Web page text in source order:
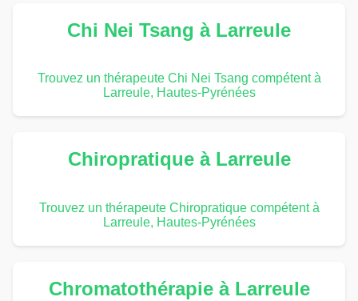
Chi Nei Tsang à Larreule
Trouvez un thérapeute Chi Nei Tsang compétent à
Larreule, Hautes-Pyrénées
Chiropratique à Larreule
Trouvez un thérapeute Chiropratique compétent à
Larreule, Hautes-Pyrénées
Chromatothérapie à Larreule